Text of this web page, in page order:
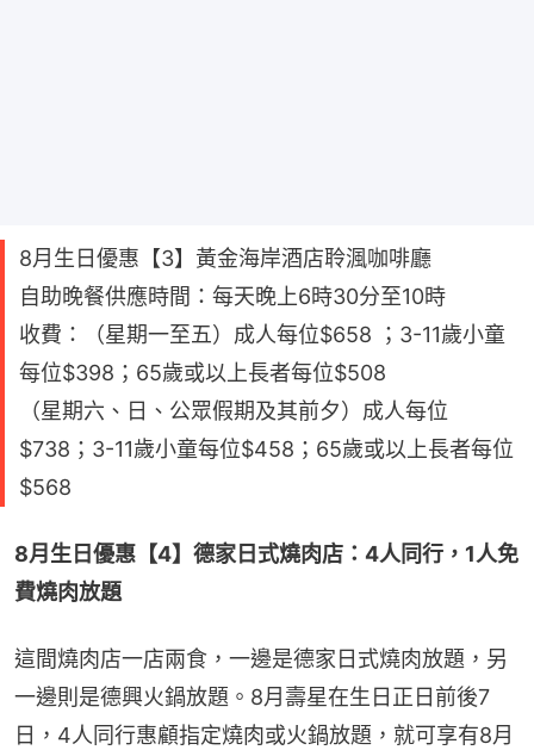
8月生日優惠【3】黃金海岸酒店聆渢咖啡廳
自助晚餐供應時間：每天晚上6時30分至10時
收費：（星期一至五）成人每位$658 ；3-11歲小童
每位$398；65歲或以上長者每位$508
（星期六、日、公眾假期及其前夕）成人每位
$738；3-11歲小童每位$458；65歲或以上長者每位
$568
8月生日優惠【4】德家日式燒肉店：4人同行，1人免
費燒肉放題
這間燒肉店一店兩食，一邊是德家日式燒肉放題，另
一邊則是德興火鍋放題。8月壽星在生日正日前後7
日，4人同行惠顧指定燒肉或火鍋放題，就可享有8月